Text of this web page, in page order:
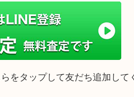
をタップして友だち追加して